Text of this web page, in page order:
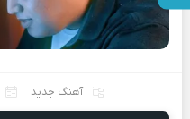
آهنگ جدید